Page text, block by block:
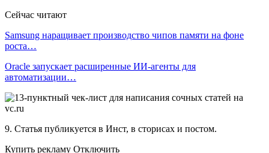
Сейчас читают
Samsung наращивает производство чипов памяти на фоне
роста…
Oracle запускает расширенные ИИ‑агенты для
автоматизации…
9. Статья публикуется в Инст, в сторисах и постом.
Купить рекламу Отключить